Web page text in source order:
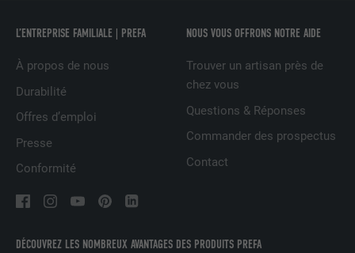
DÉCOUVREZ LES NOMBREUX AVANTAGES DES PRODUITS PREFA
L’ENTREPRISE FAMILIALE | PREFA
À propos de nous
Durabilité
Offres d’emploi
Presse
Conformité
NOUS VOUS OFFRONS NOTRE AIDE
Trouver un artisan près de
chez vous
Questions & Réponses
Commander des prospectus
Contact
FOURNISSEUR LinkedIn
EXPIRATION
Est utilisé pour suivre l'utilisateur sur
plusieurs sites Internet afin d'afficher de
la publicité adaptée aux préférences de